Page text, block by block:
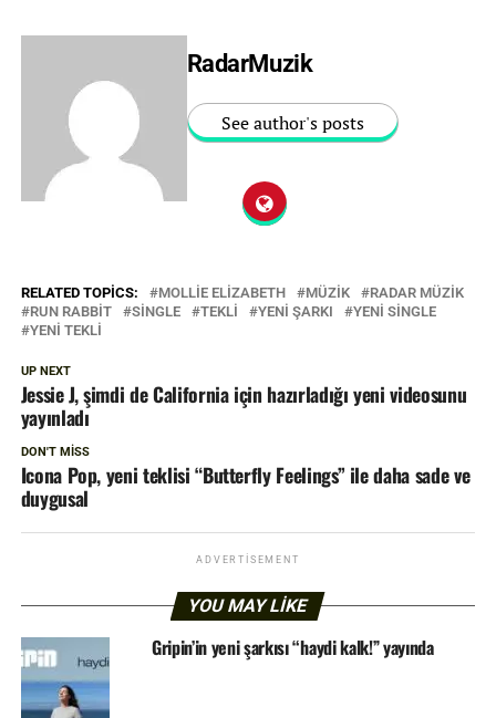
RadarMuzik
See author's posts
RELATED TOPICS: MOLLIE ELIZABETH MÜZIK
RADAR MÜZIK
RUN RABBIT
SINGLE TEKLI YENI ŞARKI
YENI SINGLE
YENI TEKLI
UP NEXT
Jessie J, şimdi de California için hazırladığı yeni videosunu
yayınladı
DON'T MISS
Icona Pop, yeni teklisi “Butterfly Feelings” ile daha sade ve
duygusal
ADVERTISEMENT
YOU MAY LIKE
Gripin’in yeni şarkısı “haydi kalk!” yayında